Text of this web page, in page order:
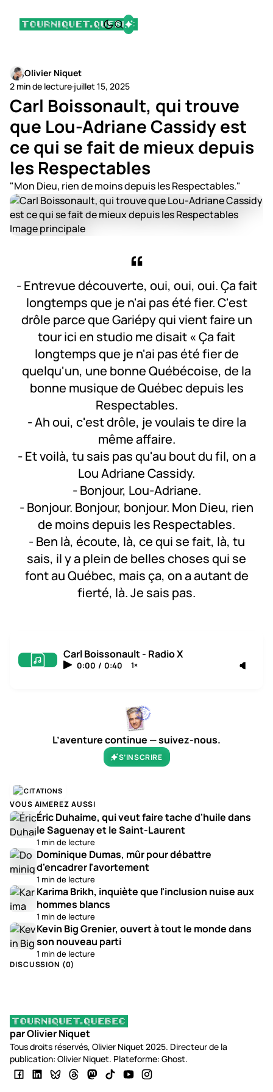
Olivier Niquet
2 min de lecture·juillet 15, 2025
Carl Boissonault, qui trouve
que Lou-Adriane Cassidy est
ce qui se fait de mieux depuis
les Respectables
"Mon Dieu, rien de moins depuis les Respectables."
- Entrevue découverte, oui, oui, oui. Ça fait
longtemps que je n'ai pas été fier. C'est
drôle parce que Gariépy qui vient faire un
tour ici en studio me disait « Ça fait
longtemps que je n'ai pas été fier de
quelqu'un, une bonne Québécoise, de la
bonne musique de Québec depuis les
Respectables.
- Ah oui, c'est drôle, je voulais te dire la
même affaire.
- Et voilà, tu sais pas qu'au bout du fil, on a
Lou Adriane Cassidy.
- Bonjour, Lou-Adriane.
- Bonjour. Bonjour, bonjour. Mon Dieu, rien
de moins depuis les Respectables.
- Ben là, écoute, là, ce qui se fait, là, tu
sais, il y a plein de belles choses qui se
font au Québec, mais ça, on a autant de
fierté, là. Je sais pas.
Carl Boissonault - Radio X
0:00 / 0:40 1×
L’aventure continue — suivez-nous.
S’INSCRIRE
CITATIONS
VOUS AIMEREZ AUSSI
Éric Duhaime, qui veut faire tache d'huile dans
le Saguenay et le Saint-Laurent
1 min de lecture
Dominique Dumas, mûr pour débattre
d'encadrer l'avortement
1 min de lecture
Karima Brikh, inquiète que l'inclusion nuise aux
hommes blancs
1 min de lecture
Kevin Big Grenier, ouvert à tout le monde dans
son nouveau parti
1 min de lecture
DISCUSSION (0)
par Olivier Niquet
Tous droits réservés, Olivier Niquet 2025. Directeur de la
publication: Olivier Niquet. Plateforme: Ghost.